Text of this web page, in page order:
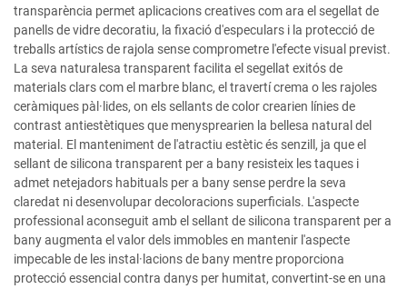
transparència permet aplicacions creatives com ara el segellat de
panells de vidre decoratiu, la fixació d'especulars i la protecció de
treballs artístics de rajola sense comprometre l'efecte visual previst.
La seva naturalesa transparent facilita el segellat exitós de
materials clars com el marbre blanc, el travertí crema o les rajoles
ceràmiques pàl·lides, on els sellants de color crearien línies de
contrast antiestètiques que menysprearien la bellesa natural del
material. El manteniment de l'atractiu estètic és senzill, ja que el
sellant de silicona transparent per a bany resisteix les taques i
admet netejadors habituals per a bany sense perdre la seva
claredat ni desenvolupar decoloracions superficials. L'aspecte
professional aconseguit amb el sellant de silicona transparent per a
bany augmenta el valor dels immobles en mantenir l'aspecte
impecable de les instal·lacions de bany mentre proporciona
protecció essencial contra danys per humitat, convertint-se en una